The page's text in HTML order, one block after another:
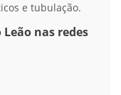
e tubulação.
nas redes